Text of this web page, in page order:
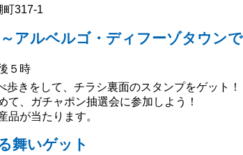
町317-1
アルベルゴ・ディフーゾタウン
５時
きをして、チラシ裏面のスタンプをゲット！
ガチャポン抽選会に参加しよう！
当たります。
舞いゲット